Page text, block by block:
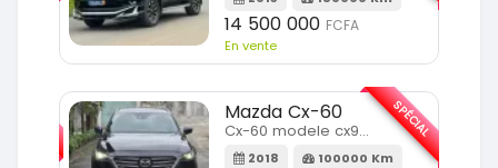
14 500 000 FCFA
En vente
Mazda Cx-60
Cx-60 modele cx9 full option
2018 100000 Km
SPÉCIAL